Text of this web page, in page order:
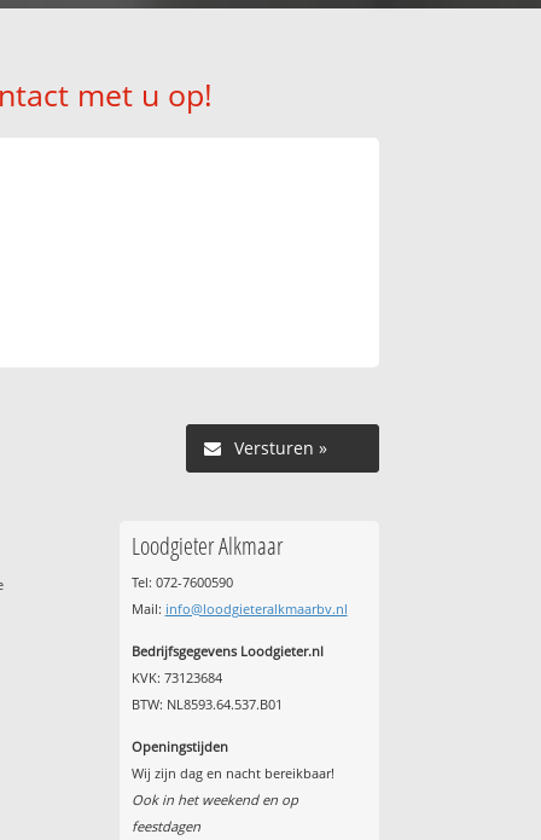
met u op!
Versturen »
Loodgieter Alkmaar
Tel: 072-7600590
Mail: info@loodgieteralkmaarbv.nl
Bedrijfsgegevens Loodgieter.nl
KVK: 73123684
BTW: NL8593.64.537.B01
Openingstijden
Wij zijn dag en nacht bereikbaar!
Ook in het weekend en op
feestdagen